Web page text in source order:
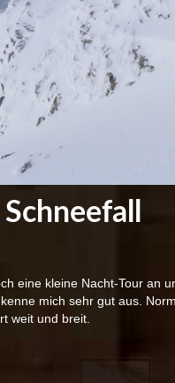
eine kleine Nacht-Tour an
mich sehr gut aus.
weit und breit.